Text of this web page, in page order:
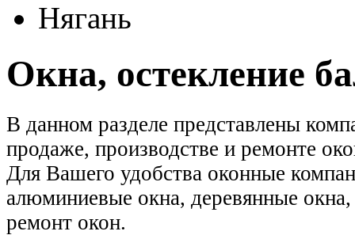
Нягань
Окна, остекление
В данном разделе представлены
продаже, производстве и ремонте
Для Вашего удобства оконные
алюминиевые окна, деревянные
ремонт окон.